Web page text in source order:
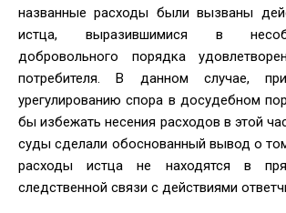
названные расходы были вызваны
истца, выразившимися в
добровольного порядка
потребителя. В данном случае,
урегулированию спора в досудебном
бы избежать несения расходов в этой
суды сделали обоснованный вывод о
расходы истца не находятся в
следственной связи с действиями